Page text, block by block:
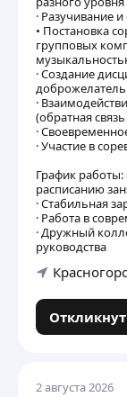
· Разучивание
• Постановка
групповых
· Создание
·
(обратная
·
· Участие в
График
расписанию
· Стабильная
· Работа в
· Дружный
руководства
2 августа 2026